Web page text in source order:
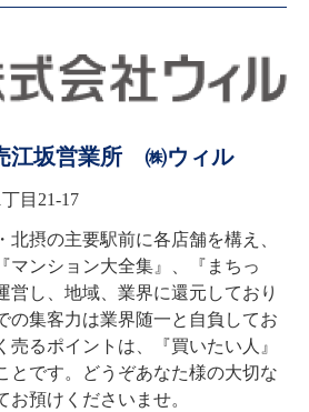
江坂営業所 ㈱ウィル
目21-17
北摂の主要駅前に各店舗を構え、
マンション大全集』、『まちっ
営し、地域、業界に還元しており
の集客力は業界随一と自負してお
売るポイントは、『買いたい人』
とです。どうぞあなた様の大切な
お預けくださいませ。